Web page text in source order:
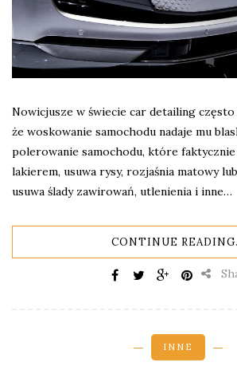
Nowicjusze w świecie car detailing często
że woskowanie samochodu nadaje mu
polerowanie samochodu, które
lakierem, usuwa rysy, rozjaśnia matowy
usuwa ślady zawirowań, utlenienia i inne…
CONTINUE
INNE